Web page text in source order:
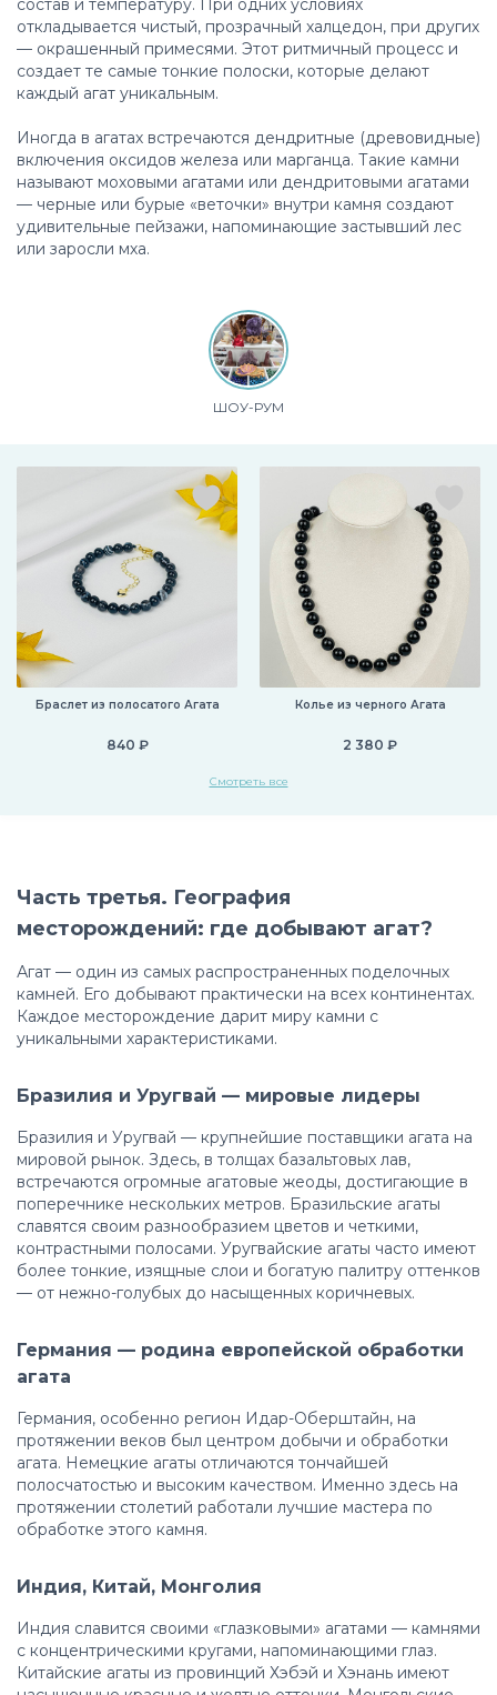
состав и температуру. При одних условиях
откладывается чистый, прозрачный халцедон, при других
— окрашенный примесями. Этот ритмичный процесс и
создает те самые тонкие полоски, которые делают
каждый агат уникальным.
Иногда в агатах встречаются дендритные (древовидные)
включения оксидов железа или марганца. Такие камни
называют моховыми агатами или дендритовыми агатами
— черные или бурые «веточки» внутри камня создают
удивительные пейзажи, напоминающие застывший лес
или заросли мха.
ШОУ-РУМ
Браслет из полосатого Агата
840 ₽
Колье из черного Агата
2 380 ₽
Смотреть все
Часть третья. География
месторождений: где добывают агат?
Агат — один из самых распространенных поделочных
камней. Его добывают практически на всех континентах.
Каждое месторождение дарит миру камни с
уникальными характеристиками.
Бразилия и Уругвай — мировые лидеры
Бразилия и Уругвай — крупнейшие поставщики агата на
мировой рынок. Здесь, в толщах базальтовых лав,
встречаются огромные агатовые жеоды, достигающие в
поперечнике нескольких метров. Бразильские агаты
славятся своим разнообразием цветов и четкими,
контрастными полосами. Уругвайские агаты часто имеют
более тонкие, изящные слои и богатую палитру оттенков
— от нежно-голубых до насыщенных коричневых.
Германия — родина европейской обработки
агата
Германия, особенно регион Идар-Оберштайн, на
протяжении веков был центром добычи и обработки
агата. Немецкие агаты отличаются тончайшей
полосчатостью и высоким качеством. Именно здесь на
протяжении столетий работали лучшие мастера по
обработке этого камня.
Индия, Китай, Монголия
Индия славится своими «глазковыми» агатами — камнями
с концентрическими кругами, напоминающими глаз.
Китайские агаты из провинций Хэбэй и Хэнань имеют